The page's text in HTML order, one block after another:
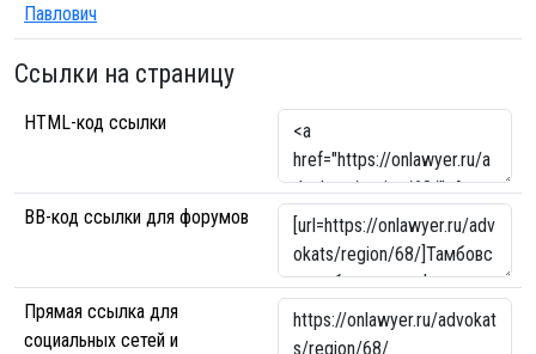
Павлович
Ссылки на страницу
HTML-код ссылки
BB-код ссылки для форумов
Прямая ссылка для
социальных сетей и